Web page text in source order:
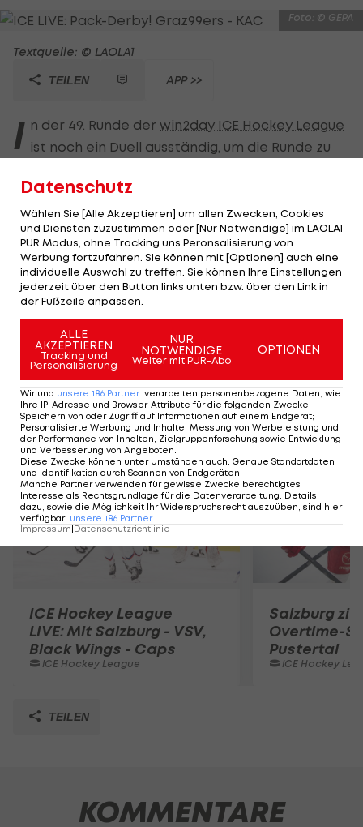
Foto: © GEPA
Textquelle: © LAOLA1
TEILEN APP >>
I n der 49. Runde der win2day ICE Hockey League
ist noch ein Duell ausständig, um die Runde zu
LIVE-Ticker:
Highlights: Die Graz99ers sind ICE-
Eishockey - ICE
Mehr zum Thema
ICE Hockey League
LIVE: Mit Salzburg - VSV,
Black Wings - Caps
ICE Hockey League
Salzburg
Overtime-
Pustertal
ICE Hockey
TEILEN
KOMMENTARE
Datenschutz
Wählen Sie [Alle Akzeptieren] um allen Zwecken, Cookies
und Diensten zuzustimmen oder [Nur Notwendige] im LAOLA1
PUR Modus, ohne Tracking uns Peronsalisierung von
Werbung fortzufahren. Sie können mit [Optionen] auch eine
individuelle Auswahl zu treffen. Sie können Ihre Einstellungen
jederzeit über den Button links unten bzw. über den Link in
der Fußzeile anpassen.
ALLE
AKZEPTIEREN
Tracking und
Personalisierung
NUR
NOTWENDIGE
Weiter mit PUR-Abo
OPTIONEN
Wir und unsere 186 Partner verarbeiten personenbezogene Daten, wie
Ihre IP-Adresse und Browser-Attribute für die folgenden Zwecke:
Speichern von oder Zugriff auf Informationen auf einem Endgerät;
Personalisierte Werbung und Inhalte, Messung von Werbeleistung und
der Performance von Inhalten, Zielgruppenforschung sowie Entwicklung
und Verbesserung von Angeboten.
Diese Zwecke können unter Umständen auch: Genaue Standortdaten
und Identifikation durch Scannen von Endgeräten.
Manche Partner verwenden für gewisse Zwecke berechtigtes
Interesse als Rechtsgrundlage für die Datenverarbeitung. Details
dazu, sowie die Möglichkeit Ihr Widerspruchsrecht auszuüben, sind hier
verfügbar: unsere 186 Partner
Impressum Datenschutzrichtlinie